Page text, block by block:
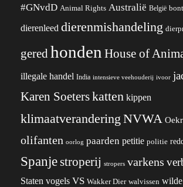
#GNvdD Animal Rights Australië België bont
dierenleed dierenmishandeling
gered honden House of
illegale handel India intensieve veehouderij ivoor
Karen Soeterskatten kippen
klimaatverandering NVWA
olifanten oorlog paarden petitie politie
Spanjestroperij stropers varkens
Staten vogels VS Wakker Dier walvissen